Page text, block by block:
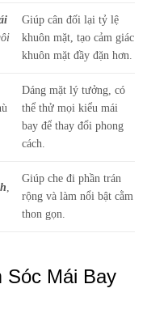
Giúp cân đối lại tỷ lệ
khuôn mặt, tạo cảm giác
khuôn mặt đầy đặn hơn.
Dáng mặt lý tưởng, có
thể thử mọi kiểu mái
bay để thay đổi phong
cách.
,
Giúp che đi phần trán
rộng và làm nổi bật cằm
thon gọn.
Sóc Mái Bay